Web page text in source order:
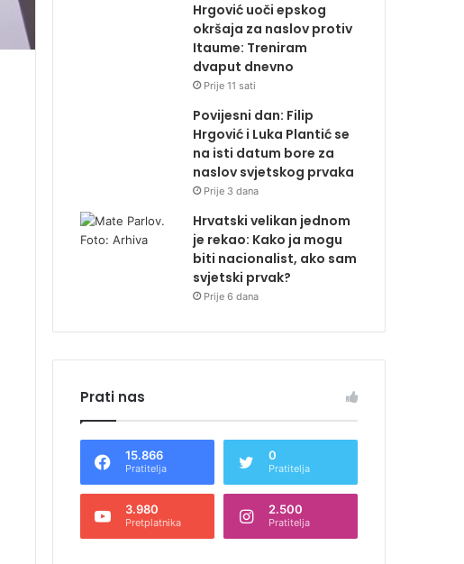
Hrgović uoči epskog
okršaja za naslov protiv
Itaume: Treniram
dvaput dnevno
Prije 11 sati
Povijesni dan: Filip
Hrgović i Luka Plantić se
na isti datum bore za
naslov svjetskog prvaka
Prije 3 dana
Hrvatski velikan jednom
je rekao: Kako ja mogu
biti nacionalist, ako sam
svjetski prvak?
Prije 6 dana
Prati nas
15.866
Pratitelja
0
Pratitelja
3.980
Pretplatnika
2.500
Pratitelja